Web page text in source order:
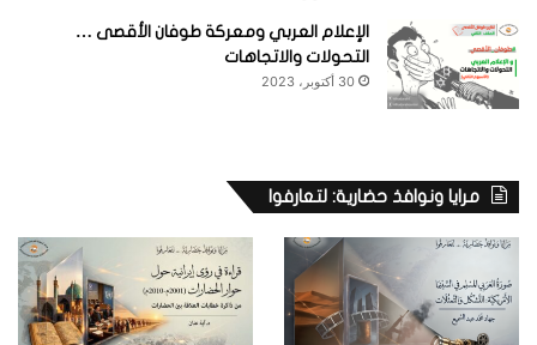
الإعلام العربي ومعركة طوفان الأقصى …
التحولات والاتجاهات
30 أكتوبر، 2023
مرايا ونوافذ حضارية: لتعارفوا